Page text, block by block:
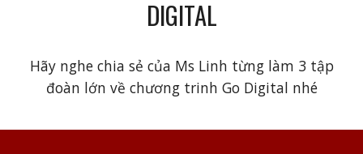
DIGITAL
Hãy nghe chia sẻ của Ms Linh từng làm 3 tập
đoàn lớn về chương trinh Go Digital nhé